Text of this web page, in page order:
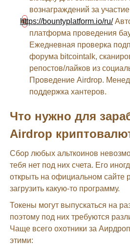
вознаграждений за
https://bountyplatform.io/ru/
платформа проведения
Ежедневная проверка
форума bitcointalk,
репостов/лайков из
Проведение Airdrop.
поддержка хантеров.
Что нужно для
Airdrop
Сбор любых альткоинов
тебя нет под них счета. Его
открыть на официальном сайте
загрузить какую-то программу.
Токены могут выпускаться на
поэтому под них требуются
Чаще всего охотники за
этими: